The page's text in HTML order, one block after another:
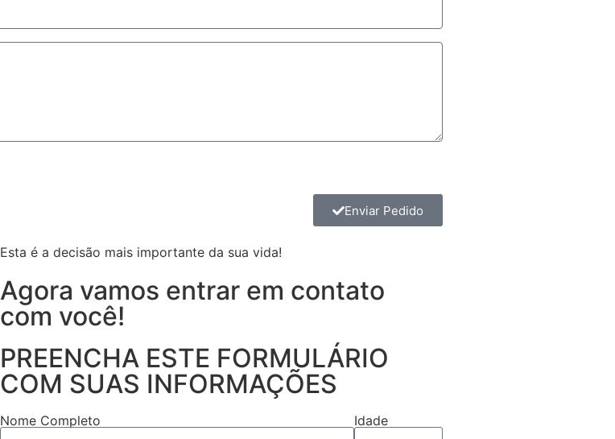
Enviar Pedido
Esta é a decisão mais importante da sua vida!
Agora vamos entrar em contato
com você!
PREENCHA ESTE FORMULÁRIO
COM SUAS INFORMAÇÕES
Nome Completo Idade